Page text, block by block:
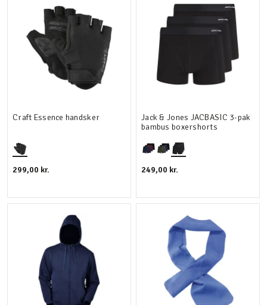
Craft Essence handsker
299,00 kr.
Jack & Jones JACBASIC 3-pak
bambus boxershorts
249,00 kr.